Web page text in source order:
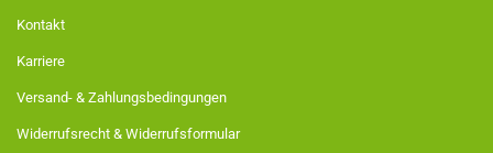
Kontakt
Karriere
Versand- & Zahlungsbedingungen
Widerrufsrecht & Widerrufsformular